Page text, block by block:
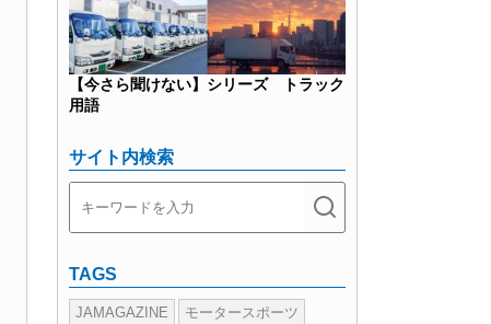
【今さら聞けない】シリーズ トラック
用語
サイト内検索
TAGS
JAMAGAZINE
モータースポーツ